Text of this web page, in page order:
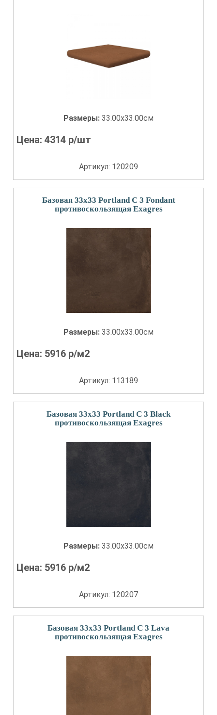
Размеры: 33.00x33.00см
Цена:4314 р/шт
Артикул: 120209
Базовая 33x33 Portland С 3 Fondant
противоскользящая Exagres
Размеры: 33.00x33.00см
Цена: 5916 р/м2
Артикул: 113189
Базовая 33x33 Portland С 3 Black
противоскользящая Exagres
Размеры: 33.00x33.00см
Цена: 5916 р/м2
Артикул: 120207
Базовая 33x33 Portland С 3 Lava
противоскользящая Exagres